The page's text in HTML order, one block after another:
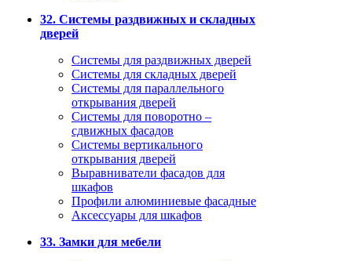
32. Системы раздвижных и складных
дверей
Системы для раздвижных дверей
Системы для складных дверей
Системы для параллельного
открывания дверей
Системы для поворотно –
сдвижных фасадов
Системы вертикального
открывания дверей
Выравниватели фасадов для
шкафов
Профили алюминиевые фасадные
Аксессуары для шкафов
33. Замки для мебели